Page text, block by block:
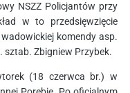
NSZZ Policjantów przy
w to przedsięwzięcie
komendy asp.
sztab. Zbigniew Przybek.
(18 czerwca br.) w